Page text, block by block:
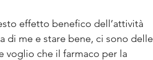
effetto benefico dell’attività
di me e stare bene, ci sono delle
voglio che il farmaco per la